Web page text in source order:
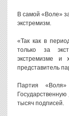
В самой «Воле»
экстремизм.
«Так как в
только за
экстремизме и
представитель
Партия
тысяч подписей.